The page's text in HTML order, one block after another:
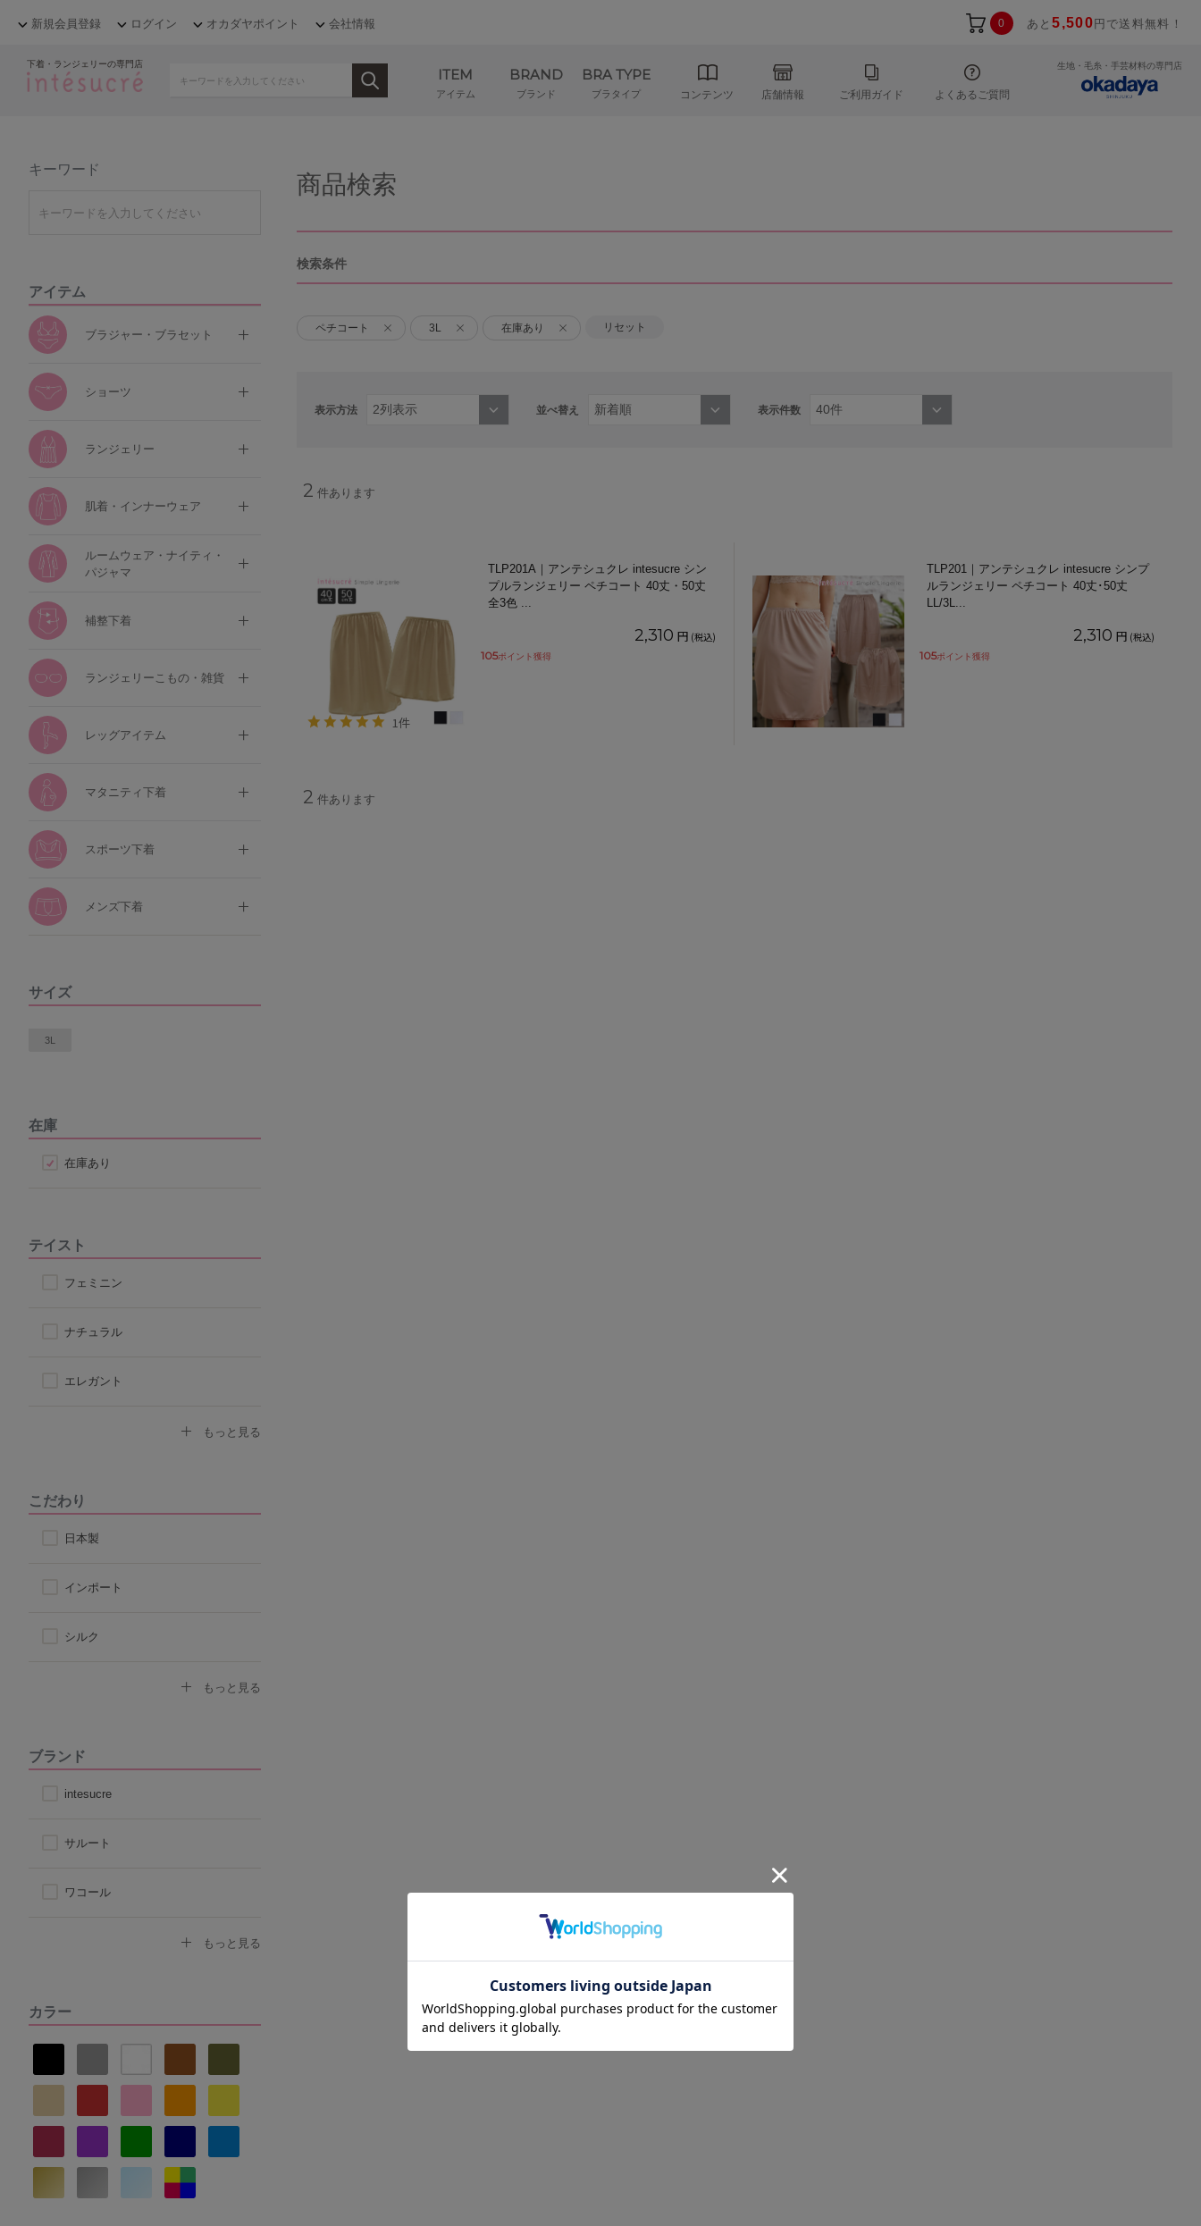
新規会員登録 ログイン オカダヤポイント 会社情報 0 あと5,500 円で送料無料！
下着・ランジェリーの専門店
ITEM
アイテム
BRAND
ブランド
BRA TYPE
ブラタイプ コンテンツ 店舗情報 ご利用ガイド よくあるご質問
生地・毛糸・手芸材料の専門店
キーワード
アイテム
ブラジャー・ブラセット
ショーツ
ランジェリー
肌着・インナーウェア
ルームウェア・ナイティ・
パジャマ
補整下着
ランジェリーこもの・雑貨
レッグアイテム
マタニティ下着
スポーツ下着
メンズ下着
サイズ
3L
在庫
在庫あり
テイスト
フェミニン
ナチュラル
エレガント
もっと見る
こだわり
日本製
インポート
シルク
もっと見る
ブランド
intesucre
サルート
ワコール
ナルエー
もっと見る
カラー
商品検索
検索条件
ペチコート 3L 在庫あり リセット
表示方法 並べ替え 表示件数
2 件あります
TLP201A｜アンテシュクレ intesucre シン
プルランジェリー ペチコート 40丈・50丈
全3色 ...
1件
2,310 円 (税込)
105ポイント獲得
TLP201｜アンテシュクレ intesucre シンプ
ルランジェリー ペチコート 40丈･50丈
LL/3L...
2,310 円 (税込)
105ポイント獲得
2 件あります